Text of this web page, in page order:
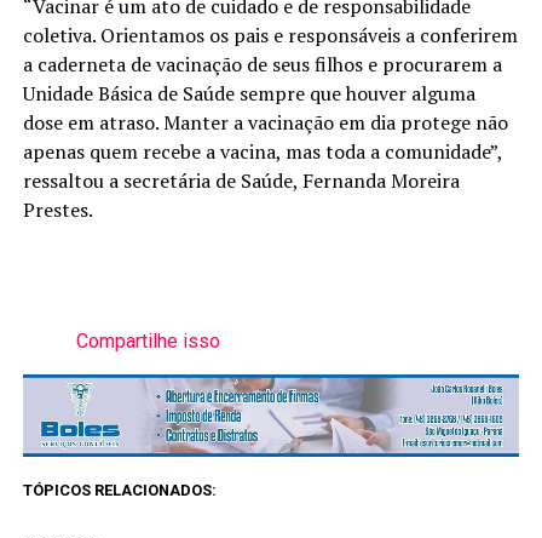
“Vacinar é um ato de cuidado e de responsabilidade
coletiva. Orientamos os pais e responsáveis a conferirem
a caderneta de vacinação de seus filhos e procurarem a
Unidade Básica de Saúde sempre que houver alguma
dose em atraso. Manter a vacinação em dia protege não
apenas quem recebe a vacina, mas toda a comunidade”,
ressaltou a secretária de Saúde, Fernanda Moreira
Prestes.
Compartilhe isso
TÓPICOS RELACIONADOS: